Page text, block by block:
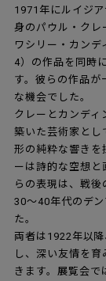
1971年にルイジ
身のパウル・クレ
ワシリー・カン
4）の作品を同時
す。彼らの作品が
な機会でした。
クレーとカンディ
築いた芸術家とし
形の純粋な響きを
ーは詩的な空想と
らの表現は、戦
30～40年代のデ
た。
両者は1922年以
し、深い友情を
きます。展覧会で